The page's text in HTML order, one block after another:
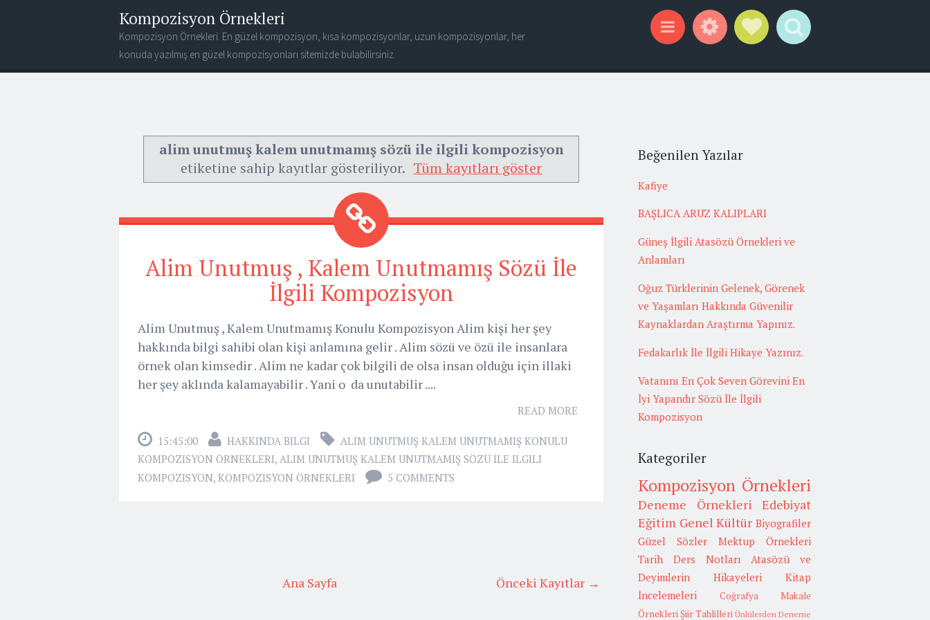
Kompozisyon Örnekleri
Kompozisyon Örnekleri. En güzel kompozisyon, kısa kompozisyonlar, uzun kompozisyonlar, her
konuda yazılmış en güzel kompozisyonları sitemizde bulabilirsiniz.
alim unutmuş kalem unutmamış sözü ile ilgili kompozisyon
etiketine sahip kayıtlar gösteriliyor. Tüm kayıtları göster
Alim Unutmuş , Kalem Unutmamış Sözü İle
İlgili Kompozisyon
Alim Unutmuş , Kalem Unutmamış Konulu Kompozisyon Alim kişi her şey
hakkında bilgi sahibi olan kişi anlamına gelir . Alim sözü ve özü ile insanlara
örnek olan kimsedir . Alim ne kadar çok bilgili de olsa insan olduğu için illaki
her şey aklında kalamayabilir . Yani o da unutabilir ....
READ MORE
15:45:00 HAKKINDA BILGI
ALIM UNUTMUŞ KALEM UNUTMAMIŞ KONULU
KOMPOZISYON ÖRNEKLERI, ALIM UNUTMUŞ KALEM UNUTMAMIŞ SÖZÜ ILE ILGILI
KOMPOZISYON, KOMPOZISYON ÖRNEKLERI 5 COMMENTS
Önceki Kayıtlar →
Ana Sayfa
Beğenilen Yazılar
Kafiye
BAŞLICA ARUZ KALIPLARI
Güneş İlgili Atasözü Örnekleri ve
Anlamları
Oğuz Türklerinin Gelenek, Görenek
ve Yaşamları Hakkında Güvenilir
Kaynaklardan Araştırma Yapınız.
Fedakarlık İle İlgili Hikaye Yazınız.
Vatanını En Çok Seven Görevini En
İyi Yapandır Sözü İle İlgili
Kompozisyon
Kategoriler
Kompozisyon Örnekleri
Deneme Örnekleri
Edebiyat
Eğitim Genel Kültür Biyografiler
Güzel Sözler
Mektup Örnekleri
Tarih
Ders Notları
Atasözü ve
Deyimlerin Hikayeleri
Kitap
İncelemeleri
Coğrafya
Makale
Örnekleri Şiir Tahlilleri Ünlülerden Deneme